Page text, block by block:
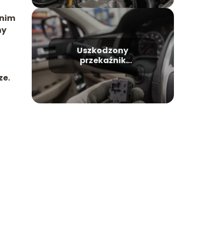
Uszkodzony
przekaźnik
kierunkowskazów –
objawy, przyczyny,
naprawa